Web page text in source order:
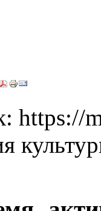
https://